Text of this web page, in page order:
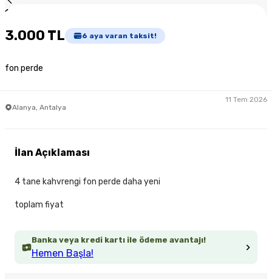
1
3.000 TL 6 aya varan taksit!
fon perde
Alanya, Antalya
11 Tem 2026
Banka veya kredi kartı ile ödeme avantajı!
Hemen Başla!
İlan Açıklaması
4 tane kahvrengi fon perde daha yeni
toplam fiyat